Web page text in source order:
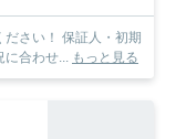
人・初期
に合わせ... もっと見る